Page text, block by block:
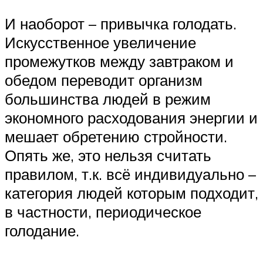
И наоборот – привычка голодать.
Искусственное увеличение
промежутков между завтраком и
обедом переводит организм
большинства людей в режим
экономного расходования энергии и
мешает обретению стройности.
Опять же, это нельзя считать
правилом, т.к. всё индивидуально –
категория людей которым подходит,
в частности, периодическое
голодание.